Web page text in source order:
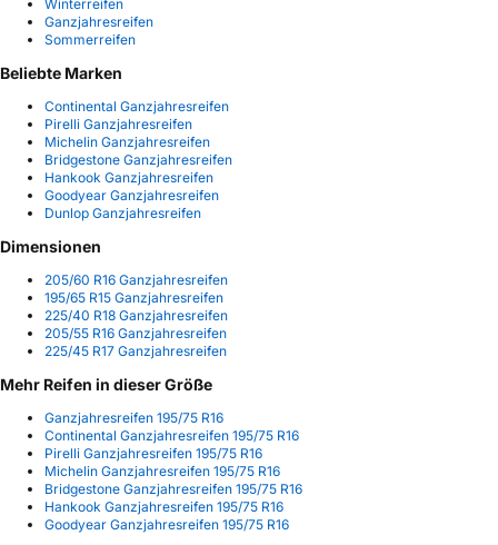
Winterreifen
Ganzjahresreifen
Sommerreifen
Beliebte Marken
Continental Ganzjahresreifen
Pirelli Ganzjahresreifen
Michelin Ganzjahresreifen
Bridgestone Ganzjahresreifen
Hankook Ganzjahresreifen
Goodyear Ganzjahresreifen
Dunlop Ganzjahresreifen
Dimensionen
205/60 R16 Ganzjahresreifen
195/65 R15 Ganzjahresreifen
225/40 R18 Ganzjahresreifen
205/55 R16 Ganzjahresreifen
225/45 R17 Ganzjahresreifen
Mehr Reifen in dieser Größe
Ganzjahresreifen 195/75 R16
Continental Ganzjahresreifen 195/75 R16
Pirelli Ganzjahresreifen 195/75 R16
Michelin Ganzjahresreifen 195/75 R16
Bridgestone Ganzjahresreifen 195/75 R16
Hankook Ganzjahresreifen 195/75 R16
Goodyear Ganzjahresreifen 195/75 R16